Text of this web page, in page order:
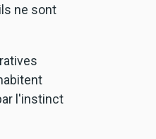
ne sont
l'instinct